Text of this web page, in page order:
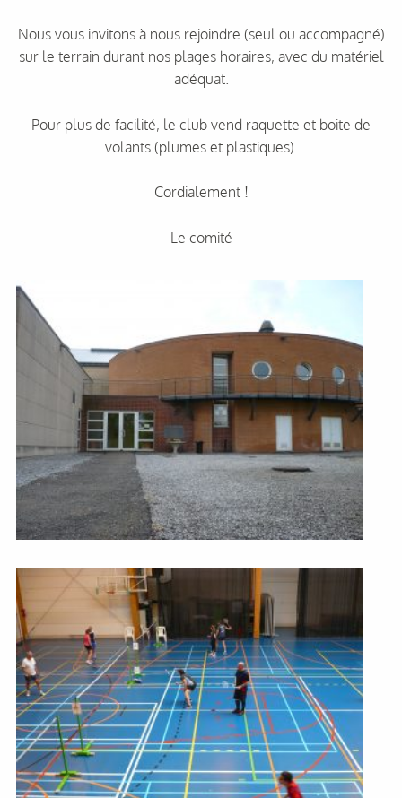
Nous vous invitons à nous rejoindre (seul ou accompagné)
sur le terrain durant nos plages horaires, avec du matériel
adéquat.
Pour plus de facilité, le club vend raquette et boite de
volants (plumes et plastiques).
Cordialement !
Le comité